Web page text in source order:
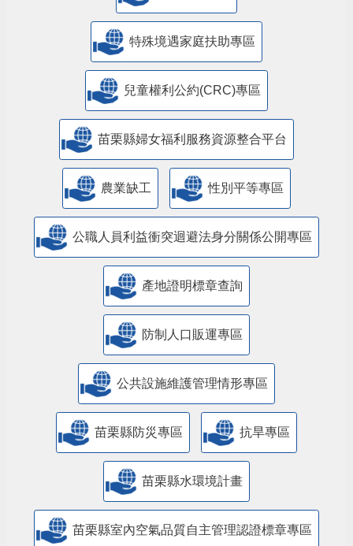
特殊境遇家庭扶助專區
兒童權利公約(CRC)專區
苗栗縣婦女福利服務資源整合平台
農業缺工 性別平等專區
公職人員利益衝突迴避法身分關係公開專區
產地證明標章查詢
防制人口販運專區
​公共設施維護管理情形專區
苗栗縣防災專區 抗旱專區
苗栗縣水環境計畫
苗栗縣室內空氣品質自主管理認證標章專區